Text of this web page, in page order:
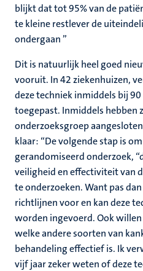
blijkt dat tot 95% van de
te kleine restlever de
ondergaan ”
Dit is natuurlijk heel goed
vooruit. In 42 ziekenhuizen,
deze techniek inmiddels bij
toegepast. Inmiddels hebben
onderzoeksgroep
klaar: “De volgende stap is
gerandomiseerd onderzoek,
veiligheid en effectiviteit van
te onderzoeken. Want pas
richtlijnen voor en kan deze
worden ingevoerd. Ook
welke andere soorten van
behandeling effectief is. Ik
vijf jaar zeker weten of deze